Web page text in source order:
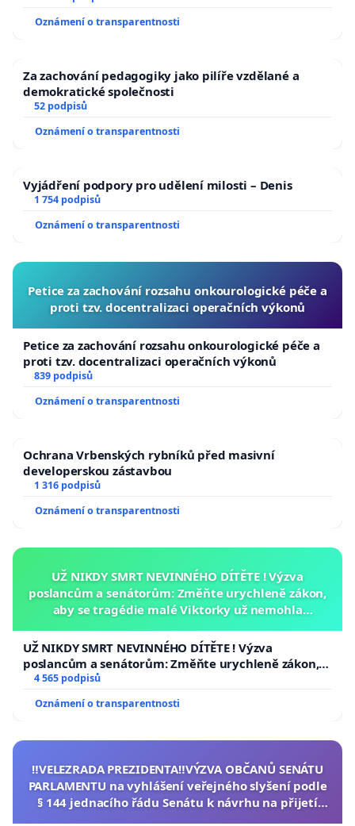
Oznámení o transparentnosti
Za zachování pedagogiky jako pilíře vzdělané a
demokratické společnosti
52 podpisů
Oznámení o transparentnosti
Vyjádření podpory pro udělení milosti – Denis
1 754 podpisů
Oznámení o transparentnosti
Petice za zachování rozsahu onkourologické péče a
proti tzv. docentralizaci operačních výkonů
Petice za zachování rozsahu onkourologické péče a
proti tzv. docentralizaci operačních výkonů
839 podpisů
Oznámení o transparentnosti
Ochrana Vrbenských rybníků před masivní
developerskou zástavbou
1 316 podpisů
Oznámení o transparentnosti
UŽ NIKDY SMRT NEVINNÉHO DÍTĚTE ! Výzva
poslancům a senátorům: Změňte urychleně zákon,
aby se tragédie malé Viktorky už nemohla
UŽ NIKDY SMRT NEVINNÉHO DÍTĚTE ! Výzva
poslancům a senátorům: Změňte urychleně zákon,
aby se tragédie malé Viktorky už nemohla opakovat!
4 565 podpisů
Oznámení o transparentnosti
‼️VELEZRADA PREZIDENTA‼️VÝZVA OBČANŮ SENÁTU
PARLAMENTU na vyhlášení veřejného slyšení podle
§ 144 jednacího řádu Senátu k návrhu na přijetí